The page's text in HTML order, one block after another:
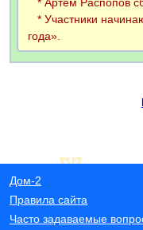
* Артём Распопов
* Участники
года».
Дом-2
Правила сайта
Часто задаваемые